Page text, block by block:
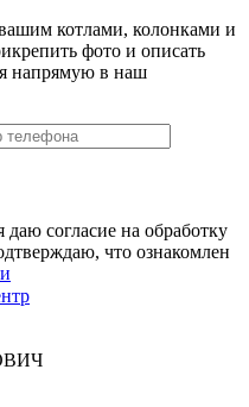
котлами, колонками и
фото и описать
напрямую в наш
согласие на обработку
что ознакомлен